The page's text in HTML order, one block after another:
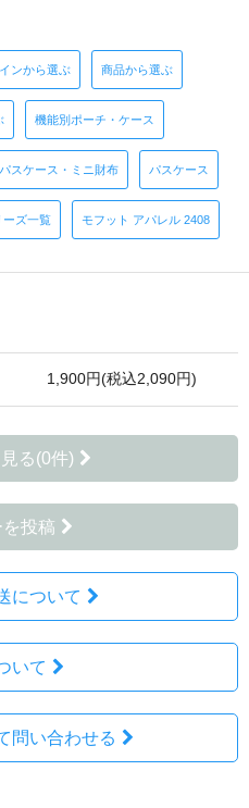
ンから選ぶ 商品から選ぶ
機能別ポーチ・ケース
パスケース・ミニ財布 パスケース
ーズ一覧 モフット アパレル 2408
1,900円(税込2,090円)
る(0件)
投稿
について
いて
問い合わせる